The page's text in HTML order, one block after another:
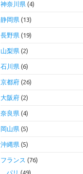
神奈川県(4)
静岡県(13)
長野県(19)
山梨県(2)
石川県(6)
京都府(26)
大阪府(2)
奈良県(4)
岡山県(5)
沖縄県(5)
フランス (76)
パリ (49)